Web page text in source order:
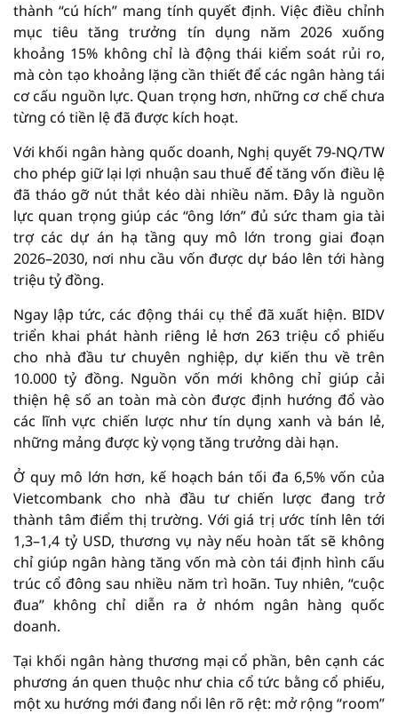
thành “cú hích” mang tính quyết định. Việc điều chỉnh
mục tiêu tăng trưởng tín dụng năm 2026 xuống
khoảng 15% không chỉ là động thái kiểm soát rủi ro,
mà còn tạo khoảng lặng cần thiết để các ngân hàng tái
cơ cấu nguồn lực. Quan trọng hơn, những cơ chế chưa
từng có tiền lệ đã được kích hoạt.
Với khối ngân hàng quốc doanh, Nghị quyết 79-NQ/TW
cho phép giữ lại lợi nhuận sau thuế để tăng vốn điều lệ
đã tháo gỡ nút thắt kéo dài nhiều năm. Đây là nguồn
lực quan trọng giúp các “ông lớn” đủ sức tham gia tài
trợ các dự án hạ tầng quy mô lớn trong giai đoạn
2026–2030, nơi nhu cầu vốn được dự báo lên tới hàng
triệu tỷ đồng.
Ngay lập tức, các động thái cụ thể đã xuất hiện. BIDV
triển khai phát hành riêng lẻ hơn 263 triệu cổ phiếu
cho nhà đầu tư chuyên nghiệp, dự kiến thu về trên
10.000 tỷ đồng. Nguồn vốn mới không chỉ giúp cải
thiện hệ số an toàn mà còn được định hướng đổ vào
các lĩnh vực chiến lược như tín dụng xanh và bán lẻ,
những mảng được kỳ vọng tăng trưởng dài hạn.
Ở quy mô lớn hơn, kế hoạch bán tối đa 6,5% vốn của
Vietcombank cho nhà đầu tư chiến lược đang trở
thành tâm điểm thị trường. Với giá trị ước tính lên tới
1,3–1,4 tỷ USD, thương vụ này nếu hoàn tất sẽ không
chỉ giúp ngân hàng tăng vốn mà còn tái định hình cấu
trúc cổ đông sau nhiều năm trì hoãn. Tuy nhiên, “cuộc
đua” không chỉ diễn ra ở nhóm ngân hàng quốc
doanh.
Tại khối ngân hàng thương mại cổ phần, bên cạnh các
phương án quen thuộc như chia cổ tức bằng cổ phiếu,
một xu hướng mới đang nổi lên rõ rệt: mở rộng “room”